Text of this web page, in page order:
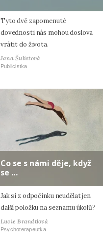
Tyto dvě zapomenuté
dovednosti nás mohou doslova
vrátit do života.
Jana Šulistová
Publicistka
Co se s námi děje, když
se …
Jak si z odpočinku neudělat jen
další položku na seznamu úkolů?
Lucie Brandtlová
Psychoterapeutka